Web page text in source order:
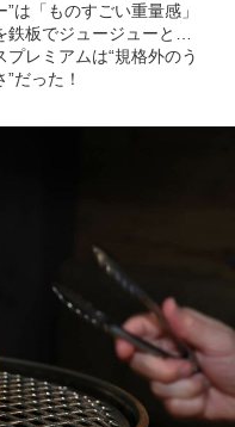
”は「ものすごい重量感」
鉄板でジュージューと…
プレミアムは“規格外のう
”だった！